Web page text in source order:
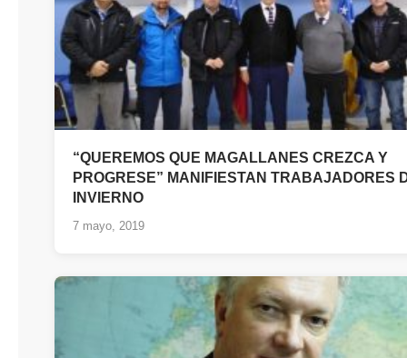
“QUEREMOS QUE MAGALLANES CREZCA Y
PROGRESE” MANIFIESTAN TRABAJADORES
INVIERNO
7 mayo, 2019